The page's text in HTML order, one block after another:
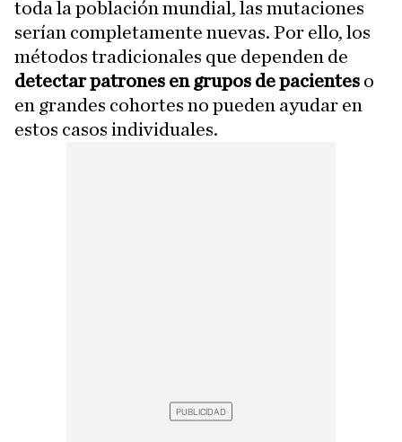
toda la población mundial, las mutaciones
serían completamente nuevas. Por ello, los
métodos tradicionales que dependen de
detectar patrones en grupos de pacientes o
en grandes cohortes no pueden ayudar en
estos casos individuales.